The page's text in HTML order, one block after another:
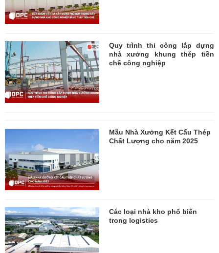
Quy trình thi công lắp dựng
nhà xưởng khung thép tiền
chế công nghiệp
Mẫu Nhà Xưởng Kết Cấu Thép
Chất Lượng cho năm 2025
Các loại nhà kho phổ biến
trong logistics